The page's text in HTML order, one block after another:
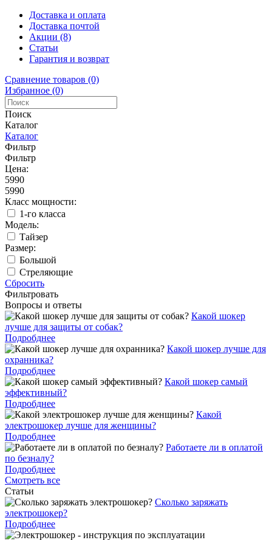
Доставка и оплата
Доставка почтой
Акции (8)
Статьи
Гарантия и возврат
Сравнение товаров (0)
Избранное (0)
Поиск
Каталог
Каталог
Фильтр
Фильтр
Цена:
5990
5990
Класс мощности:
1-го класса
Модель:
Тайзер
Размер:
Большой
Стреляющие
Сбросить
Фильтровать
Вопросы и ответы
Какой шокер
лучше для защиты от собак?
Подробднее
Какой шокер лучше для
охранника?
Подробднее
Какой шокер самый
эффективный?
Подробднее
Какой
электрошокер лучше для женщины?
Подробднее
Работаете ли в оплатой
по безналу?
Подробднее
Смотреть все
Статьи
Cколько заряжать
электрошокер?
Подробднее